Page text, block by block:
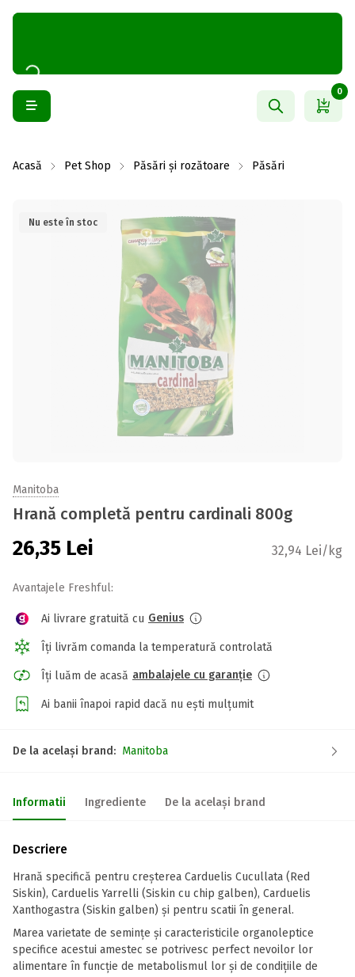
0
Acasă Pet Shop Păsări și rozătoare Păsări
Nu este în stoc
Manitoba
Hrană completă pentru cardinali 800g
26,35 Lei 32,94 Lei/kg
Avantajele Freshful:
Ai livrare gratuită cu Genius
Îți livrăm comanda la temperatură controlată
Îți luăm de acasă ambalajele cu garanție
Ai banii înapoi rapid dacă nu ești mulțumit
De la același brand: Manitoba
Informatii Ingrediente De la același brand
Descriere
Hrană specifică pentru creșterea Carduelis Cucullata (Red
Siskin), Carduelis Yarrelli (Siskin cu chip galben), Carduelis
Xanthogastra (Siskin galben) și pentru scatii în general.
Marea varietate de semințe și caracteristicile organoleptice
specifice acestui amestec se potrivesc perfect nevoilor lor
alimentare în funcție de metabolismul lor și de condițiile de